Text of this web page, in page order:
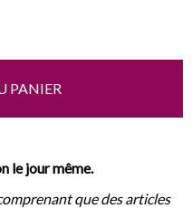
PANIER
le jour même.
que des articles